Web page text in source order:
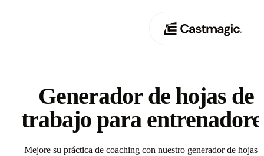
02 Casos de uso
Precios
Generador de hojas de
trabajo para
Mejore su práctica de coaching con nuestro generador de hojas